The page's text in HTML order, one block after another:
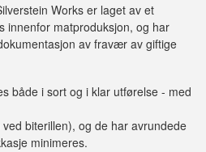
Works er laget av et
innenfor matproduksjon, og har
av fravær av giftige
både i sort og i klar utførelse - med
biterillen), og de har avrundede
minimeres.